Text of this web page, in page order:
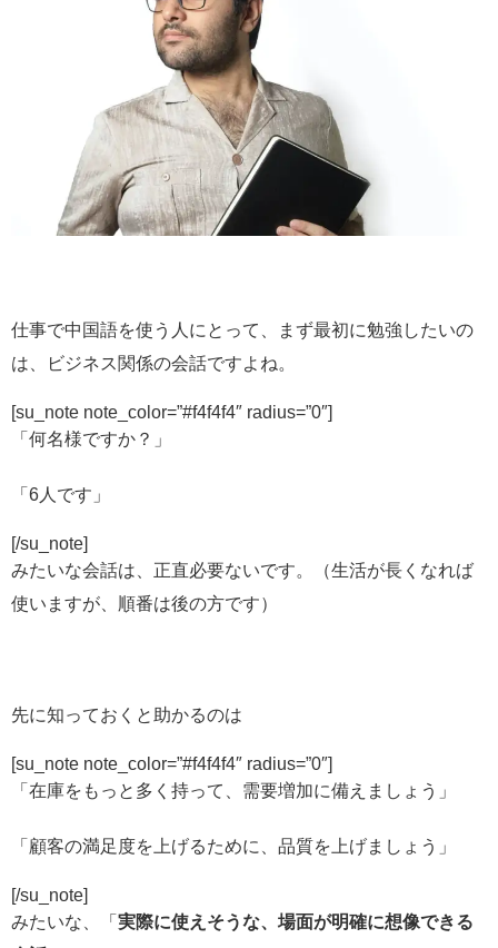
仕事で中国語を使う人にとって、まず最初に勉強したいの
は、ビジネス関係の会話ですよね。
[su_note note_color=”#f4f4f4″ radius=”0″]
「何名様ですか？」
「6人です」
[/su_note]
みたいな会話は、正直必要ないです。（生活が長くなれば
使いますが、順番は後の方です）
先に知っておくと助かるのは
[su_note note_color=”#f4f4f4″ radius=”0″]
「在庫をもっと多く持って、需要増加に備えましょう」
「顧客の満足度を上げるために、品質を上げましょう」
[/su_note]
みたいな、「 実際に使えそうな、場面が明確に想像できる